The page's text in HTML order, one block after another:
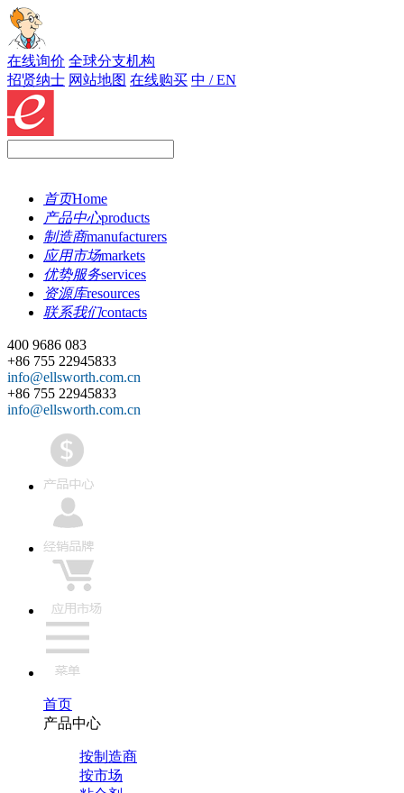
在线询价 全球分支机构
招贤纳士 网站地图 在线购买 中 / EN
首页Home
产品中心products
制造商manufacturers
应用市场markets
优势服务services
资源库resources
联系我们contacts
400 9686 083
+86 755 22945833
info@ellsworth.com.cn
+86 755 22945833
info@ellsworth.com.cn
首页
产品中心
按制造商
按市场